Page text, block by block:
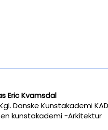
Eric Kvamsdal
Danske Kunstakademi
kunstakademi -Arkitektur